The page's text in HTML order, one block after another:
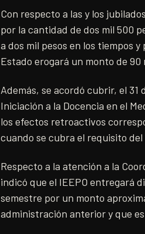
Con respecto a las y los
por la cantidad de dos mil 500
a dos mil pesos en los tiempos
Estado erogará un monto de 90
Además, se acordó cubrir, el 31
Iniciación a la Docencia en el
los efectos retroactivos
cuando se cubra el requisito
Respecto a la atención a la
indicó que el IEEPO entregará
semestre por un monto
administración anterior y que